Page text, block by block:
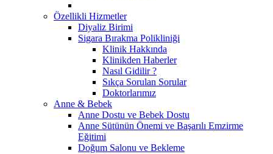
Özellikli Hizmetler
Diyaliz Birimi
Sigara Bırakma Polikliniği
Klinik Hakkında
Klinikden Haberler
Nasıl Gidilir ?
Sıkça Sorulan Sorular
Doktorlarımız
Anne & Bebek
Anne Dostu ve Bebek Dostu
Anne Sütünün Önemi ve Başarılı Emzirme
Eğitimi
Doğum Salonu ve Bekleme